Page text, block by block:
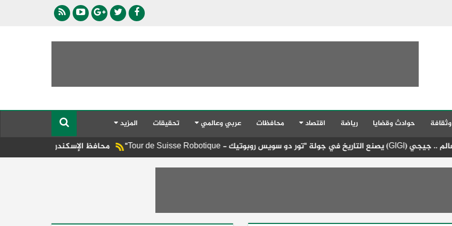
حوادث وقضايا رياضة اقتصاد محافظات عربي وعالمي تحقيقات المزيد
محافظ الإسكندرية يوجه برفع الإشغالات